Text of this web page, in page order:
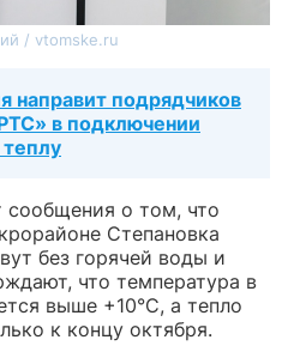
/ vtomske.ru
направит подрядчиков
в подключении
сообщения о том, что
Степановка
без горячей воды и
что температура в
выше +10°С, а тепло
к концу октября.